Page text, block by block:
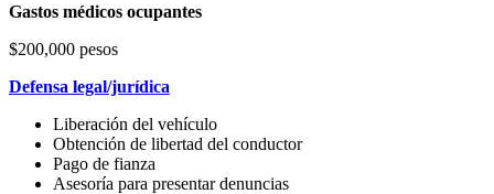
Gastos médicos ocupantes
$200,000 pesos
Defensa legal/jurídica
Liberación del vehículo
Obtención de libertad del conductor
Pago de fianza
Asesoría para presentar denuncias